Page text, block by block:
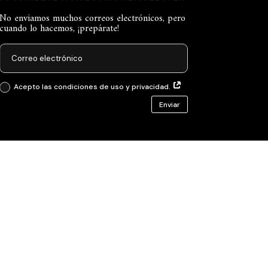
No enviamos muchos correos electrónicos, pero
cuando lo hacemos, ¡prepárate!
Acepto las condiciones de uso y privacidad.
Enviar